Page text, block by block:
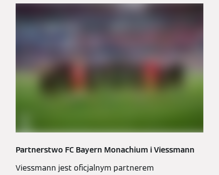
Partnerstwo FC Bayern Monachium i Viessmann
Viessmann jest oficjalnym partnerem